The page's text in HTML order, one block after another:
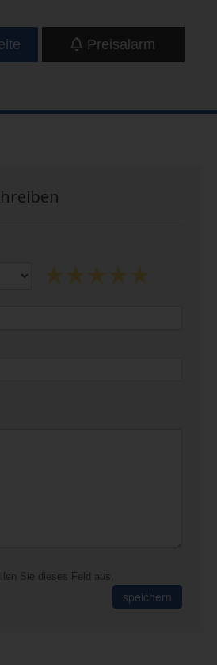
Preisalarm
Sie dieses Feld aus.
speichern